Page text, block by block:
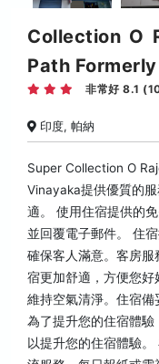
Collection O
Path
非常好 8.1
印度, 帕納
Super Collection O
Vinayaka提供優質的
適。 使用住宿提供的
並回覆電子郵件。 住
確保客人滿意。客房
宿更加舒適，方便您好
維持空氣清淨。住宿備
為了提升您的住宿體驗
以提升您的住宿體驗